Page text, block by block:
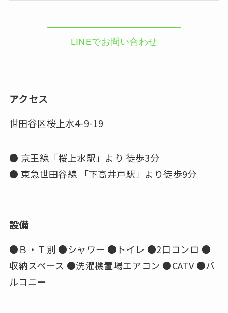
LINEでお問い合わせ
アクセス
世田谷区桜上水4-9-19
● 京王線「桜上水駅」より 徒歩3分
● 東急世田谷線 「下高井戸駅」より徒歩9分
設備
●Ｂ・Ｔ別 ●シャワー ●トイレ ●2口コンロ ●
収納スペース ●洗濯機置場エアコン ●CATV ●バ
ルコニー